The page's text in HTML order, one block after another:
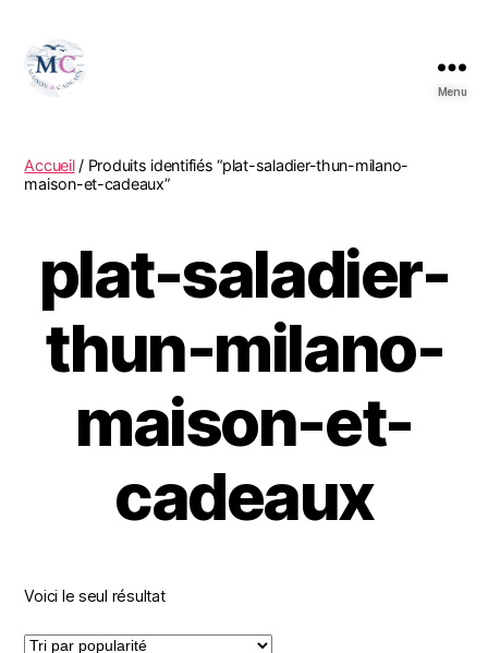
Menu
Accueil/ Produits identifiés “plat-saladier-thun-milano-
maison-et-cadeaux”
plat-saladier-
thun-milano-
maison-et-
cadeaux
Voici le seul résultat